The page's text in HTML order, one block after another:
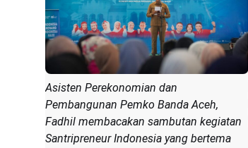
Asisten Perekonomian dan
Pembangunan Pemko Banda Aceh,
Fadhil membacakan sambutan kegiatan
Santripreneur Indonesia yang bertema